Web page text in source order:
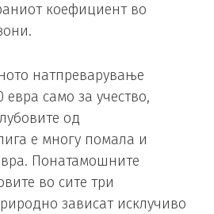
коефициент во
натпреварување
евра само за учество,
од
е многу помала и
Понатамошните
во сите три
зависат исклучиво